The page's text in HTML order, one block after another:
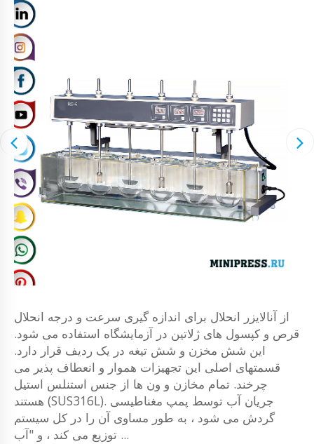
از آنالایزر انحلال برای اندازه گیری سرعت و درجه انحلال
قرص و کپسول های ژلاتین در آزمایشگاه استفاده می شود.
این شش مخزن و شش تیغه در یک ردیف قرار دارد.
قسمتهای اصلی این تجهیزات هموار و انعطاف پذیر می
چرخند. تمام مخازن و ون ها از جنس استنلس استیل
هستند (SUS316L). جریان آب توسط پمپ مغناطیسی
گردش می شود ، به طور مساوی آن را در کل سیستم
توزیع می کند ، و "آب ...